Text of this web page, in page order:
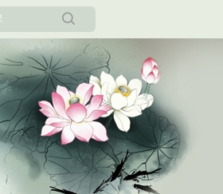
所有博客
当前博客